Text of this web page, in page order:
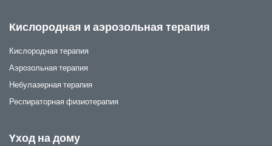
Кислородная и аэрозольная терапия
Кислородная терапия
Аэрозольная терапия
Небулазерная терапия
Респираторная физиотерапия
Yход на дому